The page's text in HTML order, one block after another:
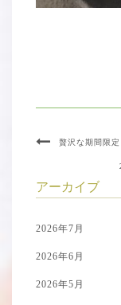
贅沢な期間限
アーカイブ
2026年7月
2026年6月
2026年5月